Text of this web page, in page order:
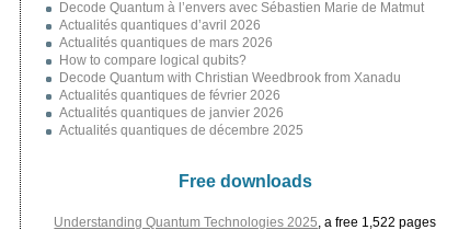
Decode Quantum à l’envers avec Sébastien Marie de Matmut
Actualités quantiques d’avril 2026
Actualités quantiques de mars 2026
How to compare logical qubits?
Decode Quantum with Christian Weedbrook from Xanadu
Actualités quantiques de février 2026
Actualités quantiques de janvier 2026
Actualités quantiques de décembre 2025
Free downloads
Understanding Quantum Technologies 2025 , a free 1,522 pages